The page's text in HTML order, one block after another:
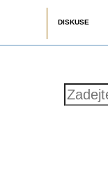
DISKUSE